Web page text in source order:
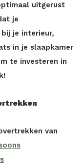
uitgerust
je
je interieur,
in je slaapkamer
te investeren in
van